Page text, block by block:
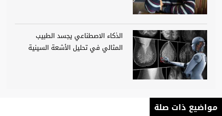
الذكاء الاصطناعي يجسد الطبيب
المثالي في تحليل الأشعة السينية
مواضيع ذات صلة